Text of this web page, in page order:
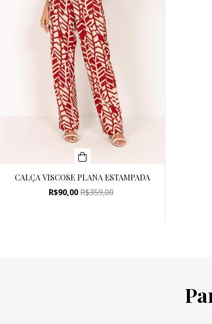
CALÇA VISCOSE PLANA ESTAMPADA
R$90,00R$359,00